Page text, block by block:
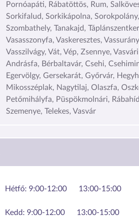
Pornóapáti, Rábatöttös, Rum,
Sorkifalud, Sorkikápolna,
Szombathely, Tanakajd,
Vasasszonyfa, Vaskeresztes,
Vasszilvágy, Vát, Vép, Zsennye,
Andrásfa, Bérbaltavár, Csehi,
Egervölgy, Gersekarát, Győrvár,
Mikosszéplak, Nagytilaj, Olaszfa,
Petőmihályfa, Püspökmolnári,
Szemenye, Telekes, Vasvár
Hétfő: 9:00-12:00 13:00-15:00
Kedd: 9:00-12:00 13:00-15:00